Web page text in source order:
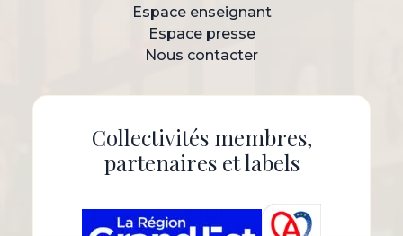
Espace enseignant
Espace presse
Nous contacter
Collectivités membres,
partenaires et labels